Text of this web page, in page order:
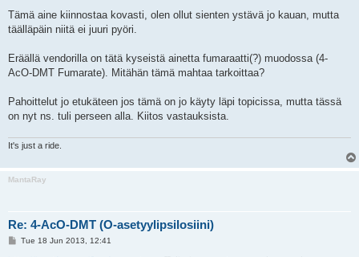
s
Tämä aine kiinnostaa kovasti, olen ollut sienten ystävä jo kauan, mutta
täälläpäin niitä ei juuri pyöri.
Eräällä vendorilla on tätä kyseistä ainetta fumaraatti(?) muodossa (4-
AcO-DMT Fumarate). Mitähän tämä mahtaa tarkoittaa?
Pahoittelut jo etukäteen jos tämä on jo käyty läpi topicissa, mutta tässä
on nyt ns. tuli perseen alla. Kiitos vastauksista.
It's just a ride.
MantaRay
Re: 4-AcO-DMT (O-asetyylipsilosiini)
PTue 18 Jun 2013, 12:41